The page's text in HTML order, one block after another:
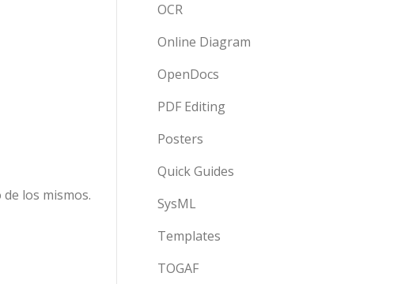
los mismos.
OCR
Online Diagram
OpenDocs
PDF Editing
Posters
Quick Guides
SysML
Templates
TOGAF